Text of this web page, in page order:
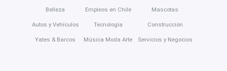
Belleza
Autos y Vehículos
Yates & Barcos
Empleos en Chile
Tecnología
Música Moda Arte
Mascotas
Construcción
Servicios y Negocios